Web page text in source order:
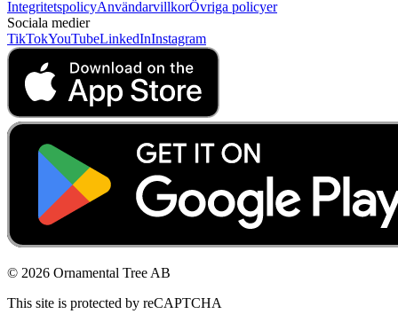
IntegritetspolicyAnvändarvillkorÖvriga policyer
Sociala medier
TikTokYouTubeLinkedInInstagram
© 2026 Ornamental Tree AB
This site is protected by reCAPTCHA